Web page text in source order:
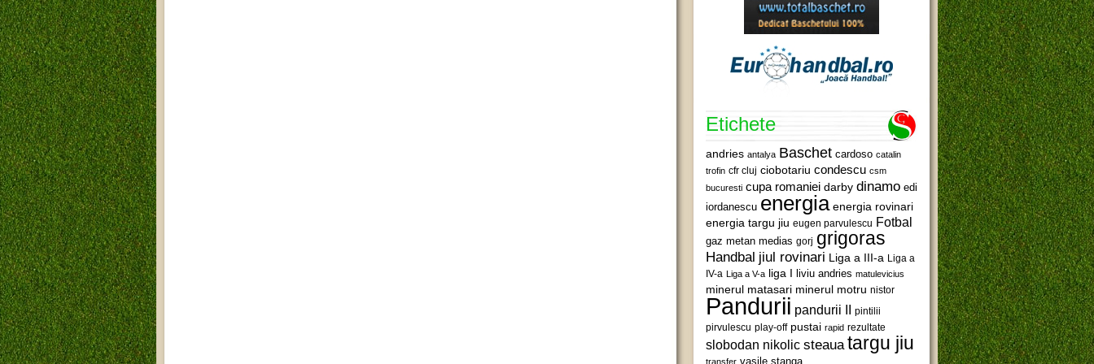
Etichete
andries antalya Baschet cardoso catalin
trofin cfr cluj ciobotariu condescu csm
bucuresti cupa romaniei darby dinamo edi
iordanescu energia energia rovinari
energia targu jiu eugen parvulescu Fotbal
gaz metan medias gorj grigoras
Handbal jiul rovinari Liga a III-a Liga a
IV-a Liga a V-a liga I liviu andries matulevicius
minerul matasari minerul motru nistor
Pandurii pandurii II pintilii
pirvulescu play-off pustai rapid rezultate
slobodan nikolic steaua targu jiu
transfer vasile stanga